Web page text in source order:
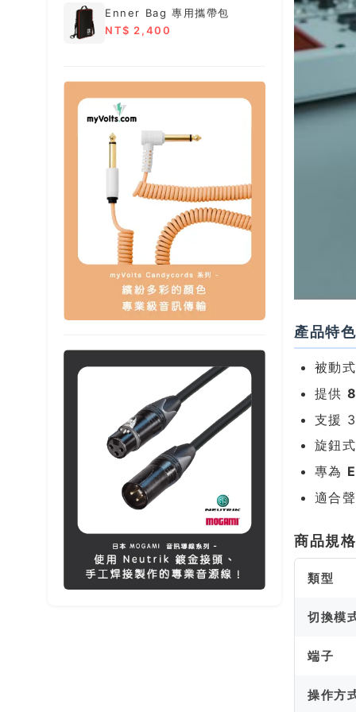
Enner Bag 專用攜帶包
NT$ 2,400
產品特色
被動
提供
支援
旋鈕
專為
適合
商品規格
類型
切換模
端子
操作方